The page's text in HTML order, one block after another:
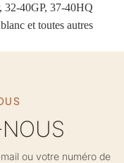
32-40GP, 37-40HQ
et toutes autres
ou votre numéro de